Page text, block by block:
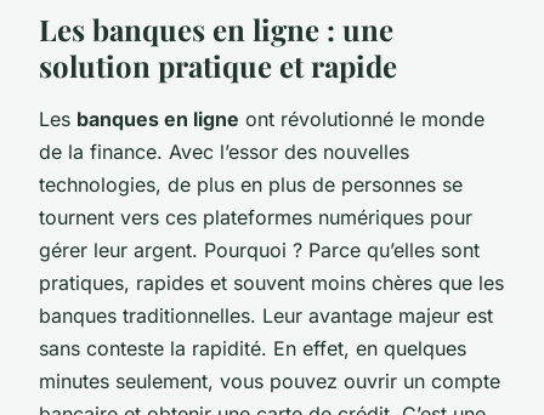
Les banques en ligne : une
solution pratique et rapide
Les banques en ligne ont révolutionné le monde
de la finance. Avec l’essor des nouvelles
technologies, de plus en plus de personnes se
tournent vers ces plateformes numériques pour
gérer leur argent. Pourquoi ? Parce qu’elles sont
pratiques, rapides et souvent moins chères que les
banques traditionnelles. Leur avantage majeur est
sans conteste la rapidité. En effet, en quelques
minutes seulement, vous pouvez ouvrir un compte